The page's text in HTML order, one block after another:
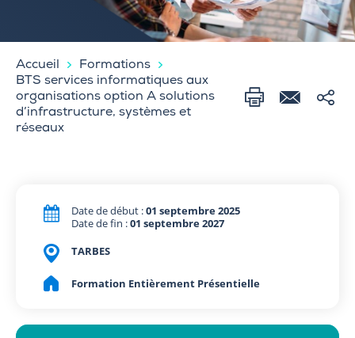
Accueil
Formations
BTS services informatiques aux
organisations option A solutions
d’infrastructure, systèmes et
réseaux
Date de début :01 septembre 2025
Date de fin :01 septembre 2027
TARBES
Formation Entièrement Présentielle